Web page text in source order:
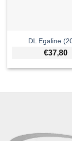
DL Egaline
€37,80